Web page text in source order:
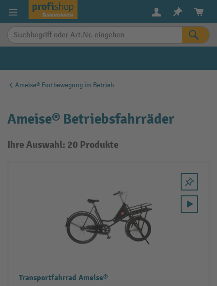
springen
Ameise® Fortbewegung im Betrieb
Ameise® Betriebsfahrräder
Ihre Auswahl: 20 Produkte
Transportfahrrad Ameise®